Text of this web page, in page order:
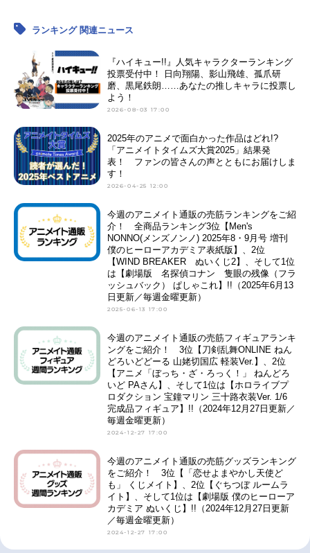
ランキング 関連ニュース
『ハイキュー!!』人気キャラクターランキング
投票受付中！ 日向翔陽、影山飛雄、孤爪研
磨、黒尾鉄朗……あなたの推しキャラに投票し
よう！
2026-08-03 17:00
2025年のアニメで面白かった作品はどれ!?
「アニメイトタイムズ大賞2025」結果発
表！ ファンの皆さんの声とともにお届けしま
す！
2026-04-25 12:00
今週のアニメイト通販の売筋ランキングをご紹
介！ 全商品ランキング3位【Men's
NONNO(メンズノンノ) 2025年8・9月号 増刊
僕のヒーローアカデミア表紙版】、2位
【WIND BREAKER ぬいくじ2】、そして1位
は【劇場版 名探偵コナン 隻眼の残像（フラ
ッシュバック） ぱしゃこれ】!!（2025年6月13
日更新／毎週金曜更新）
2025-06-13 17:00
今週のアニメイト通販の売筋フィギュアランキ
ングをご紹介！ 3位【刀剣乱舞ONLINE ねん
どろいどどーる 山姥切国広 軽装Ver.】、2位
【アニメ「ぼっち・ざ・ろっく！」 ねんどろ
いど PAさん】、そして1位は【ホロライブプ
ロダクション 宝鐘マリン 三十路衣装Ver. 1/6
完成品フィギュア】!!（2024年12月27日更新／
毎週金曜更新）
2024-12-27 17:00
今週のアニメイト通販の売筋グッズランキング
をご紹介！ 3位【「恋せよまやかし天使ど
も」 くじメイト】、2位【ぐちつぼ ルームラ
イト】、そして1位は【劇場版 僕のヒーローア
カデミア ぬいくじ】!!（2024年12月27日更新
／毎週金曜更新）
2024-12-27 17:00